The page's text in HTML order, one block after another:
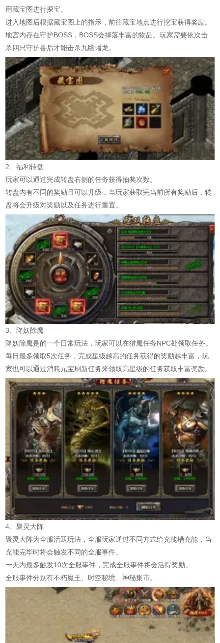
用藏宝图进行探宝。
进入地图后根据藏宝图上的指示，前往藏宝地点进行挖宝获得奖励。
地宫内存在守护BOSS，BOSS会掉落丰富的物品。玩家需要依次击
杀四只守护兽后才能击杀九幽蟠龙。
2、福利转盘
玩家可以通过完成转盘右侧的任务获得抽奖次数。
转盘内有不同的奖励且可以升级，当玩家获取完当前所有奖励后，转
盘将会升级对奖励以及任务进行重置。
3、降妖除魔
降妖除魔是的一个日常玩法，玩家可以在猎魔任务NPC处领取任务。
每日最多领取5次任务，完成星级越高的任务获得的奖励越丰富，玩
家也可以通过消耗元宝刷新任务来领取高星级的任务获取丰富奖励。
4、聚灵大阵
聚灵大阵为全服活跃玩法，全服玩家通过不同方式给充能槽充能，当
充能完毕时将会触发不同的全服事件。
一天内最多触发10次全服事件，完成全服事件将会活得奖励。
全服事件分别有不朽魔王、时空秘境、神秘集市。